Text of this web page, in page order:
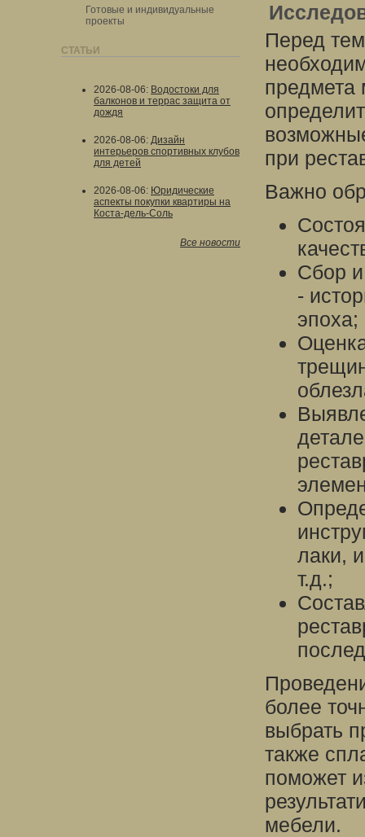
Готовые и индивидуальные
проекты
СТАТЬИ
2026-08-06: Водостоки для
балконов и террас защита от
дождя
2026-08-06: Дизайн
интерьеров спортивных клубов
для детей
2026-08-06: Юридические
аспекты покупки квартиры на
Коста-дель-Соль
Все новости
Перед
предмета
при
Важно
Сбор
-
эпоха;
лаки,
т.д.;
более
выбрать
также
поможет
мебели.